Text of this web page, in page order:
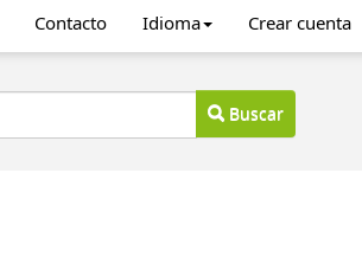
Contacto Idioma Crear cuenta
Buscar